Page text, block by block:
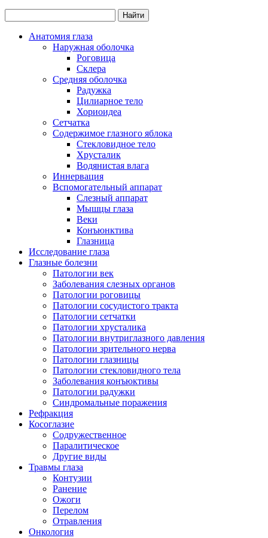
Анатомия глаза
Наружная оболочка
Роговица
Склера
Средняя оболочка
Радужка
Цилиарное тело
Хориоидеа
Сетчатка
Содержимое глазного яблока
Стекловидное тело
Хрусталик
Водянистая влага
Иннервация
Вспомогательный аппарат
Слезный аппарат
Мышцы глаза
Веки
Конъюнктива
Глазница
Исследование глаза
Глазные болезни
Патологии век
Заболевания слезных органов
Патологии роговицы
Патологии сосудистого тракта
Патологии сетчатки
Патологии хрусталика
Патологии внутриглазного давления
Патологии зрительного нерва
Патологии глазницы
Патологии стекловидного тела
Заболевания конъюктивы
Патологии радужки
Синдромальные поражения
Рефракция
Косоглазие
Содружественное
Паралитическое
Другие виды
Травмы глаза
Контузии
Ранениe
Ожоги
Перелом
Отравления
Онкология